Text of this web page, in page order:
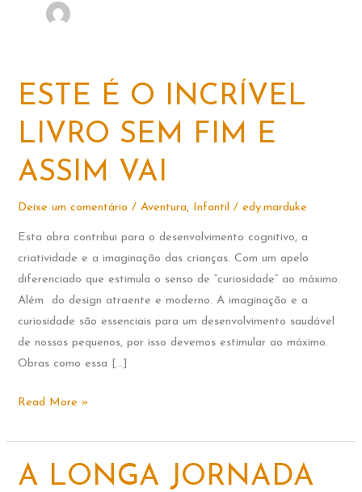
ESTE É O INCRÍVEL
LIVRO SEM FIM E
ASSIM VAI
Deixe um comentário /Aventura, Infantil /edy.marduke
Esta obra contribui para o desenvolvimento cognitivo, a
criatividade e a imaginação das crianças. Com um apelo
diferenciado que estimula o senso de “curiosidade” ao máximo.
Além do design atraente e moderno. A imaginação e a
curiosidade são essenciais para um desenvolvimento saudável
de nossos pequenos, por isso devemos estimular ao máximo.
Obras como essa […]
ESTE
O
INCRÍVEL
LIVRO
Read More »
A LONGA JORNADA